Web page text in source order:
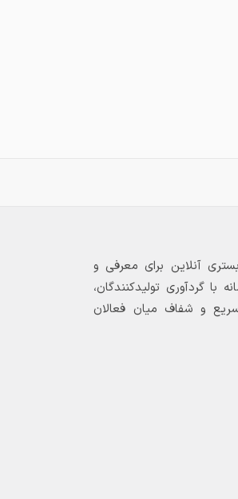
از بهار ۱۳۹۷ با هدف ارائه بستری آنلاین برای معرفی و
با گردآوری تولیدکنندگان،
سریع و شفاف میان فعالان